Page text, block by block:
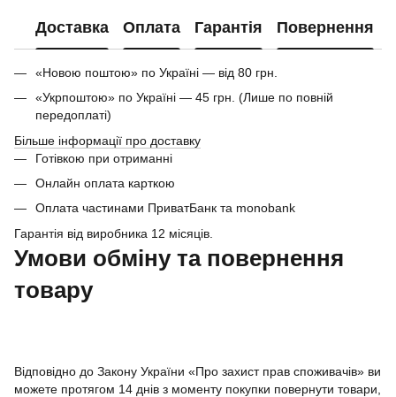
Доставка Оплата Гарантія Повернення
«Новою поштою» по Україні — від 80 грн.
«Укрпоштою» по Україні — 45 грн. (Лише по повній
передоплаті)
Більше інформації про доставку
Готівкою при отриманні
Онлайн оплата карткою
Оплата частинами ПриватБанк та monobank
Гарантія від виробника 12 місяців.
Умови обміну та повернення
товару
Відповідно до Закону України «Про захист прав споживачів» ви
можете протягом 14 днів з моменту покупки повернути товари,